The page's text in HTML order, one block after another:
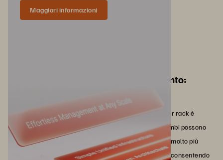
Maggiori informazioni
Server a torre e server rack a confronto:
La differenza principale tra un server a torre e un server rack è
rappresentata dalle dimensioni e dall'efficienza. Entrambi possono
avere la stessa potenza di calcolo, ma un server rack è molto più
piccolo e può essere inserito in uno chassis per server, consentendo